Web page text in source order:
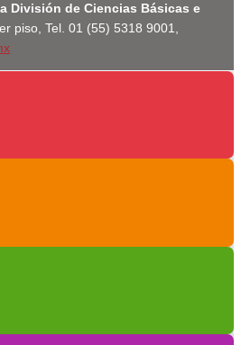
División de Ciencias Básicas e
piso, Tel. 01 (55) 5318 9001,